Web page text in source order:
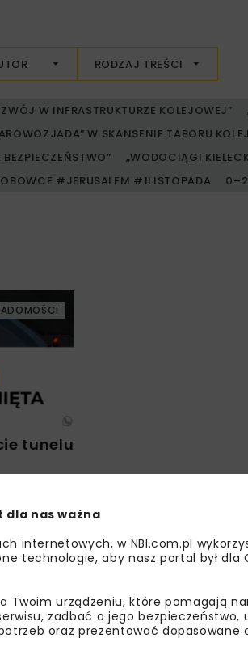
RODZAJ TREŚCI
W INFRASTRUKTURZE KOLEJOWEJ”
W SKANSENIE TABORU
„WODOCIĄGI
#JERUSALEM #1LISTOPADA
0–2
tunelu
nas ważna
internetowych, w NBI.com.pl
technologie, aby nasz portal był dla
Twoim urządzeniu, które pomagają
zadbać o jego bezpieczeństwo,
oraz prezentować dopasowane